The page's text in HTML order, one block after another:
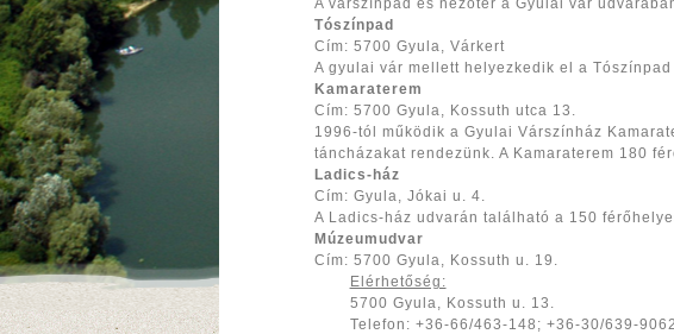
A várszínpad és nézőtér a Gyulai vár
Tószínpad
Cím: 5700 Gyula, Várkert
A gyulai vár mellett helyezkedik el a
Kamaraterem
Cím: 5700 Gyula, Kossuth utca 13.
1996-tól működik a Gyulai Várszínház
táncházakat rendezünk. A Kamaraterem 180
Ladics-ház
Cím: Gyula, Jókai u. 4.
A Ladics-ház udvarán található a 150
Múzeumudvar
Cím: 5700 Gyula, Kossuth u. 19.
Elérhetőség:
5700 Gyula, Kossuth u. 13.
Telefon: +36-66/463-148; +36-30/639-9062